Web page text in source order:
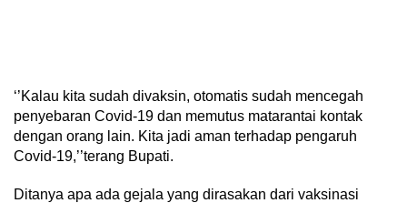
‘’Kalau kita sudah divaksin, otomatis sudah mencegah
penyebaran Covid-19 dan memutus matarantai kontak
dengan orang lain. Kita jadi aman terhadap pengaruh
Covid-19,’’terang Bupati.
Ditanya apa ada gejala yang dirasakan dari vaksinasi